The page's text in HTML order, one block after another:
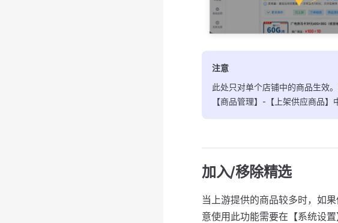
注意
此处只对单个店铺中的商品生效
【商品管理】-【上架供应商品】
加入/移除精选
当上游提供的商品较多时，如
意使用此功能需要在【系统设